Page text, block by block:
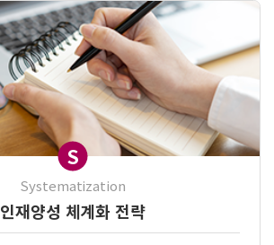
S
Systematization
인재양성 체계화 전략